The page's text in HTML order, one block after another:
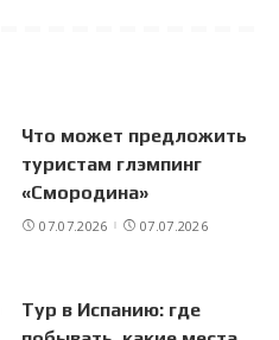
Что может предложить
туристам глэмпинг
«Смородина»
07.07.2026 07.07.2026
Тур в Испанию: где